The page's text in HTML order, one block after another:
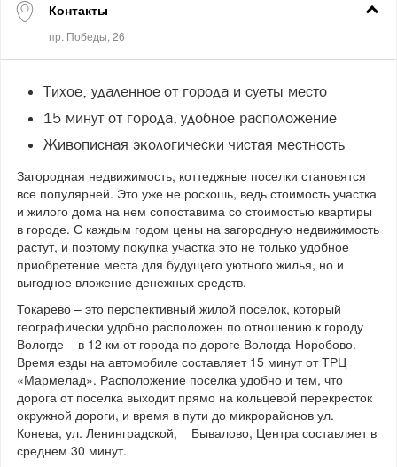
Контакты
Тихое, удаленное от города и суеты место
15 минут от города, удобное расположение
Живописная экологически чистая местность
Загородная недвижимость, коттеджные поселки становятся
все популярней. Это уже не роскошь, ведь стоимость участка
и жилого дома на нем сопоставима со стоимостью квартиры
в городе. С каждым годом цены на загородную недвижимость
растут, и поэтому покупка участка это не только удобное
приобретение места для будущего уютного жилья, но и
выгодное вложение денежных средств.
Токарево – это перспективный жилой поселок, который
географически удобно расположен по отношению к городу
Вологде – в 12 км от города по дороге Вологда-Норобово.
Время езды на автомобиле составляет 15 минут от ТРЦ
«Мармелад». Расположение поселка удобно и тем, что
дорога от поселка выходит прямо на кольцевой перекресток
окружной дороги, и время в пути до микрорайонов ул.
Конева, ул. Ленинградской, Бывалово, Центра составляет в
среднем 30 минут.